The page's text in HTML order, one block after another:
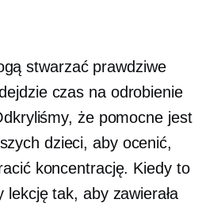
stwarzać prawdziwe
czas na odrobienie
że pomocne jest
dzieci, aby ocenić,
koncentrację. Kiedy to
lekcję tak, aby zawierała